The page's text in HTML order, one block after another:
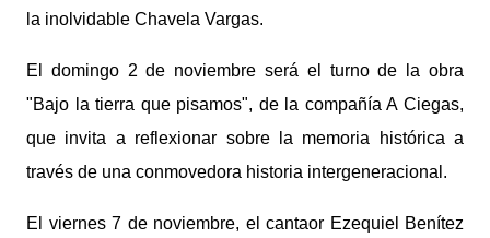
la inolvidable Chavela Vargas.
El domingo 2 de noviembre será el turno de la obra
"Bajo la tierra que pisamos", de la compañía A Ciegas,
que invita a reflexionar sobre la memoria histórica a
través de una conmovedora historia intergeneracional.
El viernes 7 de noviembre, el cantaor Ezequiel Benítez